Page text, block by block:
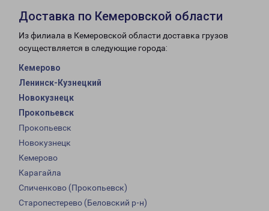
Доставка по Кемеровской области
Из филиала в Кемеровской области доставка грузов
осуществляется в следующие города:
Кемерово
Ленинск-Кузнецкий
Новокузнецк
Прокопьевск
Прокопьевск
Новокузнецк
Кемерово
Карагайла
Спиченково (Прокопьевск)
Старопестерево (Беловский р-н)